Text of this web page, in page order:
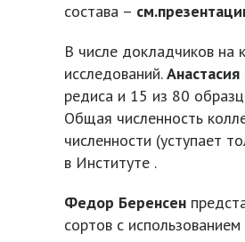
состава –
В числе докладчиков на
исследований.Анастасия
редиса и 15 из 80
Общая численность
численности (уступает
в Институте .
Федор Беренсен
сортов с